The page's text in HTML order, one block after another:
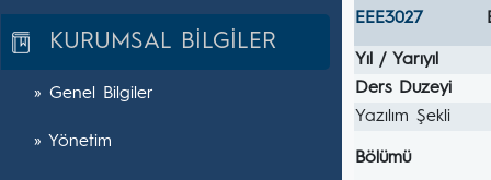
KURUMSAL BİLGİLER
» Genel Bilgiler
» Yönetim
EEE3027
Yıl / Yarıyıl
Ders Duzeyi
Yazılım Şekli
Bölümü